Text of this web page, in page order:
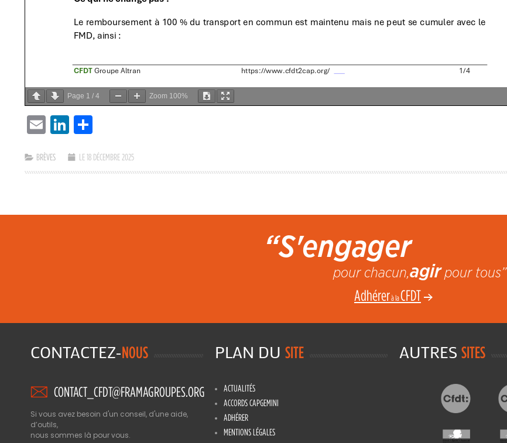
Page 1 / 4 Zoom 100%
EMAIL LINKEDIN
BRÈVES LE 18 DÉCEMBRE 2025
“S'engager
pour chacun,agirpour tous”
Adhérerà laCFDT
CONTACTEZ-NOUS
CONTACT_CFDT@FRAMAGROUPES.ORG
Si vous avez besoin d'un conseil, d'une aide,
d’outils,
nous sommes là pour vous.
PLAN DU SITE
ACTUALITÉS
ACCORDS CAPGEMINI
ADHÉRER
MENTIONS LÉGALES
AUTRES SITES